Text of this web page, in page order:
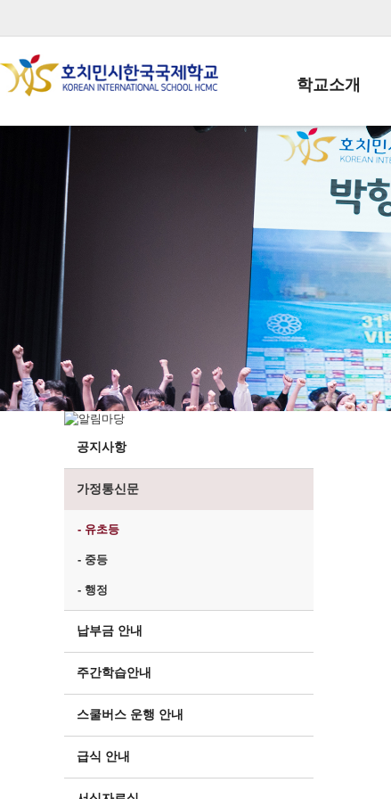
학교소개
학교장인사말
학교상징
학교연혁
교직원현황
학생현황
위치/전화
전경사진
공지사항
가정통신문
- 유초등
- 중등
- 행정
납부금 안내
주간학습안내
스쿨버스 운행 안내
급식 안내